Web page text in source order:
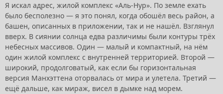
Я искал адрес, жилой комплекс «Аль-Нур». По земле ехать
было бесполезно — я это понял, когда обошёл весь район, а
башен, описанных в приложении, так и не нашёл. Взглянул
вверх. В сиянии солнца едва различимы были контуры трёх
небесных массивов. Один — малый и компактный, на нём
один жилой комплекс с внутренней территорией. Второй —
широкий, продолговатый, как если бы горизонтальная
версия Манхэттена оторвалась от мира и улетела. Третий —
ещё дальше, как мираж, висел в дымке над морем.